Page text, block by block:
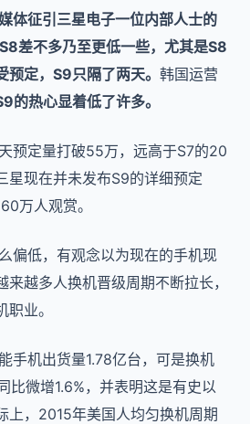
体征引三星电子一位内部人士的
差不多乃至更低一些，尤其是S8
定，S9只隔了两天。 韩国运营
的热心显着低了许多。
预定量打破55万，远高于S7的20
星现在并未发布S9的详细预定
万人观赏。
偏低，有观念以为现在的手机现
越多人换机晋级周期不断拉长，
业。
手机出货量1.78亿台，可是换机
比微增1.6%，并表明这是有史以
上，2015年美国人均匀换机周期